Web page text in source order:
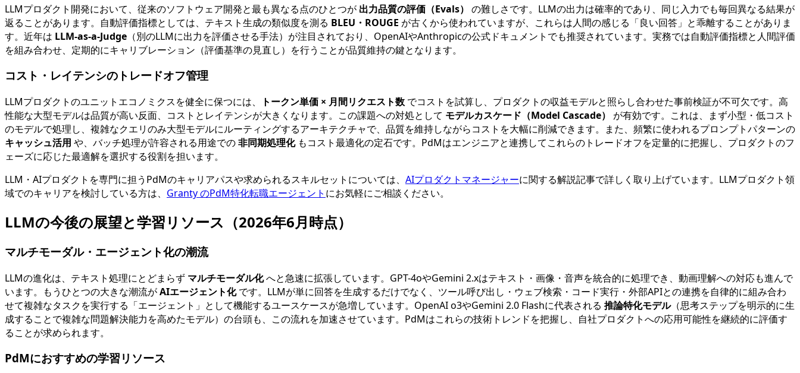
LLMプロダクト開発において、従来のソフトウェア開発と最も異なる点のひとつが 出力品質の評価（Evals） の難しさです。LLMの出力は確率的であり、同じ入力でも毎回異なる結果が
返ることがあります。自動評価指標としては、テキスト生成の類似度を測る BLEU・ROUGE が古くから使われていますが、これらは人間の感じる「良い回答」と乖離することがありま
す。近年は LLM-as-a-Judge （別のLLMに出力を評価させる手法）が注目されており、OpenAIやAnthropicの公式ドキュメントでも推奨されています。実務では自動評価指標と人間評価
を組み合わせ、定期的にキャリブレーション（評価基準の見直し）を行うことが品質維持の鍵となります。
コスト・レイテンシのトレードオフ管理
LLMプロダクトのユニットエコノミクスを健全に保つには、 トークン単価 × 月間リクエスト数 でコストを試算し、プロダクトの収益モデルと照らし合わせた事前検証が不可欠です。高
性能な大型モデルは品質が高い反面、コストとレイテンシが大きくなります。この課題への対処として モデルカスケード（Model Cascade）
が有効です。これは、まず小型・低コスト
のモデルで処理し、複雑なクエリのみ大型モデルにルーティングするアーキテクチャで、品質を維持しながらコストを大幅に削減できます。また、頻繁に使われるプロンプトパターンの
キャッシュ活用 や、バッチ処理が許容される用途での非同期処理化もコスト最適化の定石です。PdMはエンジニアと連携してこれらのトレードオフを定量的に把握し、プロダクトのフ
ェーズに応じた最適解を選択する役割を担います。
LLM・AIプロダクトを専門に担うPdMのキャリアパスや求められるスキルセットについては、 AIプロダクトマネージャーに関する解説記事で詳しく取り上げています。LLMプロダクト領
域でのキャリアを検討している方は、 Granty のPdM特化転職エージェント にお気軽にご相談ください。
LLMの今後の展望と学習リソース（2026年6月時点）
マルチモーダル・エージェント化の潮流
LLMの進化は、テキスト処理にとどまらず マルチモーダル化へと急速に拡張しています。GPT-4oやGemini 2.xはテキスト・画像・音声を統合的に処理でき、動画理解への対応も進んで
います。もうひとつの大きな潮流がAIエージェント化です。LLMが単に回答を生成するだけでなく、ツール呼び出し・ウェブ検索・コード実行・外部APIとの連携を自律的に組み合わ
せて複雑なタスクを実行する「エージェント」として機能するユースケースが急増しています。OpenAI o3やGemini 2.0 Flashに代表される 推論特化モデル（思考ステップを明示的に生
成することで複雑な問題解決能力を高めたモデル）の台頭も、この流れを加速させています。PdMはこれらの技術トレンドを把握し、自社プロダクトへの応用可能性を継続的に評価す
ることが求められます。
PdMにおすすめの学習リソース